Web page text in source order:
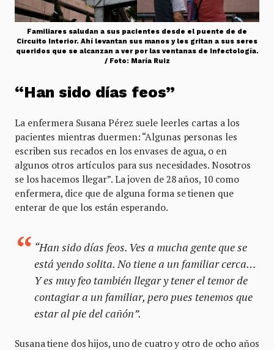
Familiares saludan a sus pacientes desde el puente de de
Circuito Interior. Ahí levantan sus manos y les gritan a sus seres
queridos que se alcanzan a ver por las ventanas de Infectología.
/ Foto: María Ruiz
“Han sido días feos”
La enfermera Susana Pérez suele leerles cartas a los
pacientes mientras duermen: “Algunas personas les
escriben sus recados en los envases de agua, o en
algunos otros artículos para sus necesidades. Nosotros
se los hacemos llegar”. La joven de 28 años, 10 como
enfermera, dice que de alguna forma se tienen que
enterar de que los están esperando.
“Han sido días feos. Ves a mucha gente que se
está yendo solita. No tiene a un familiar cerca…
Y es muy feo también llegar y tener el temor de
contagiar a un familiar, pero pues tenemos que
estar al pie del cañón”.
Susana tiene dos hijos, uno de cuatro y otro de ocho años